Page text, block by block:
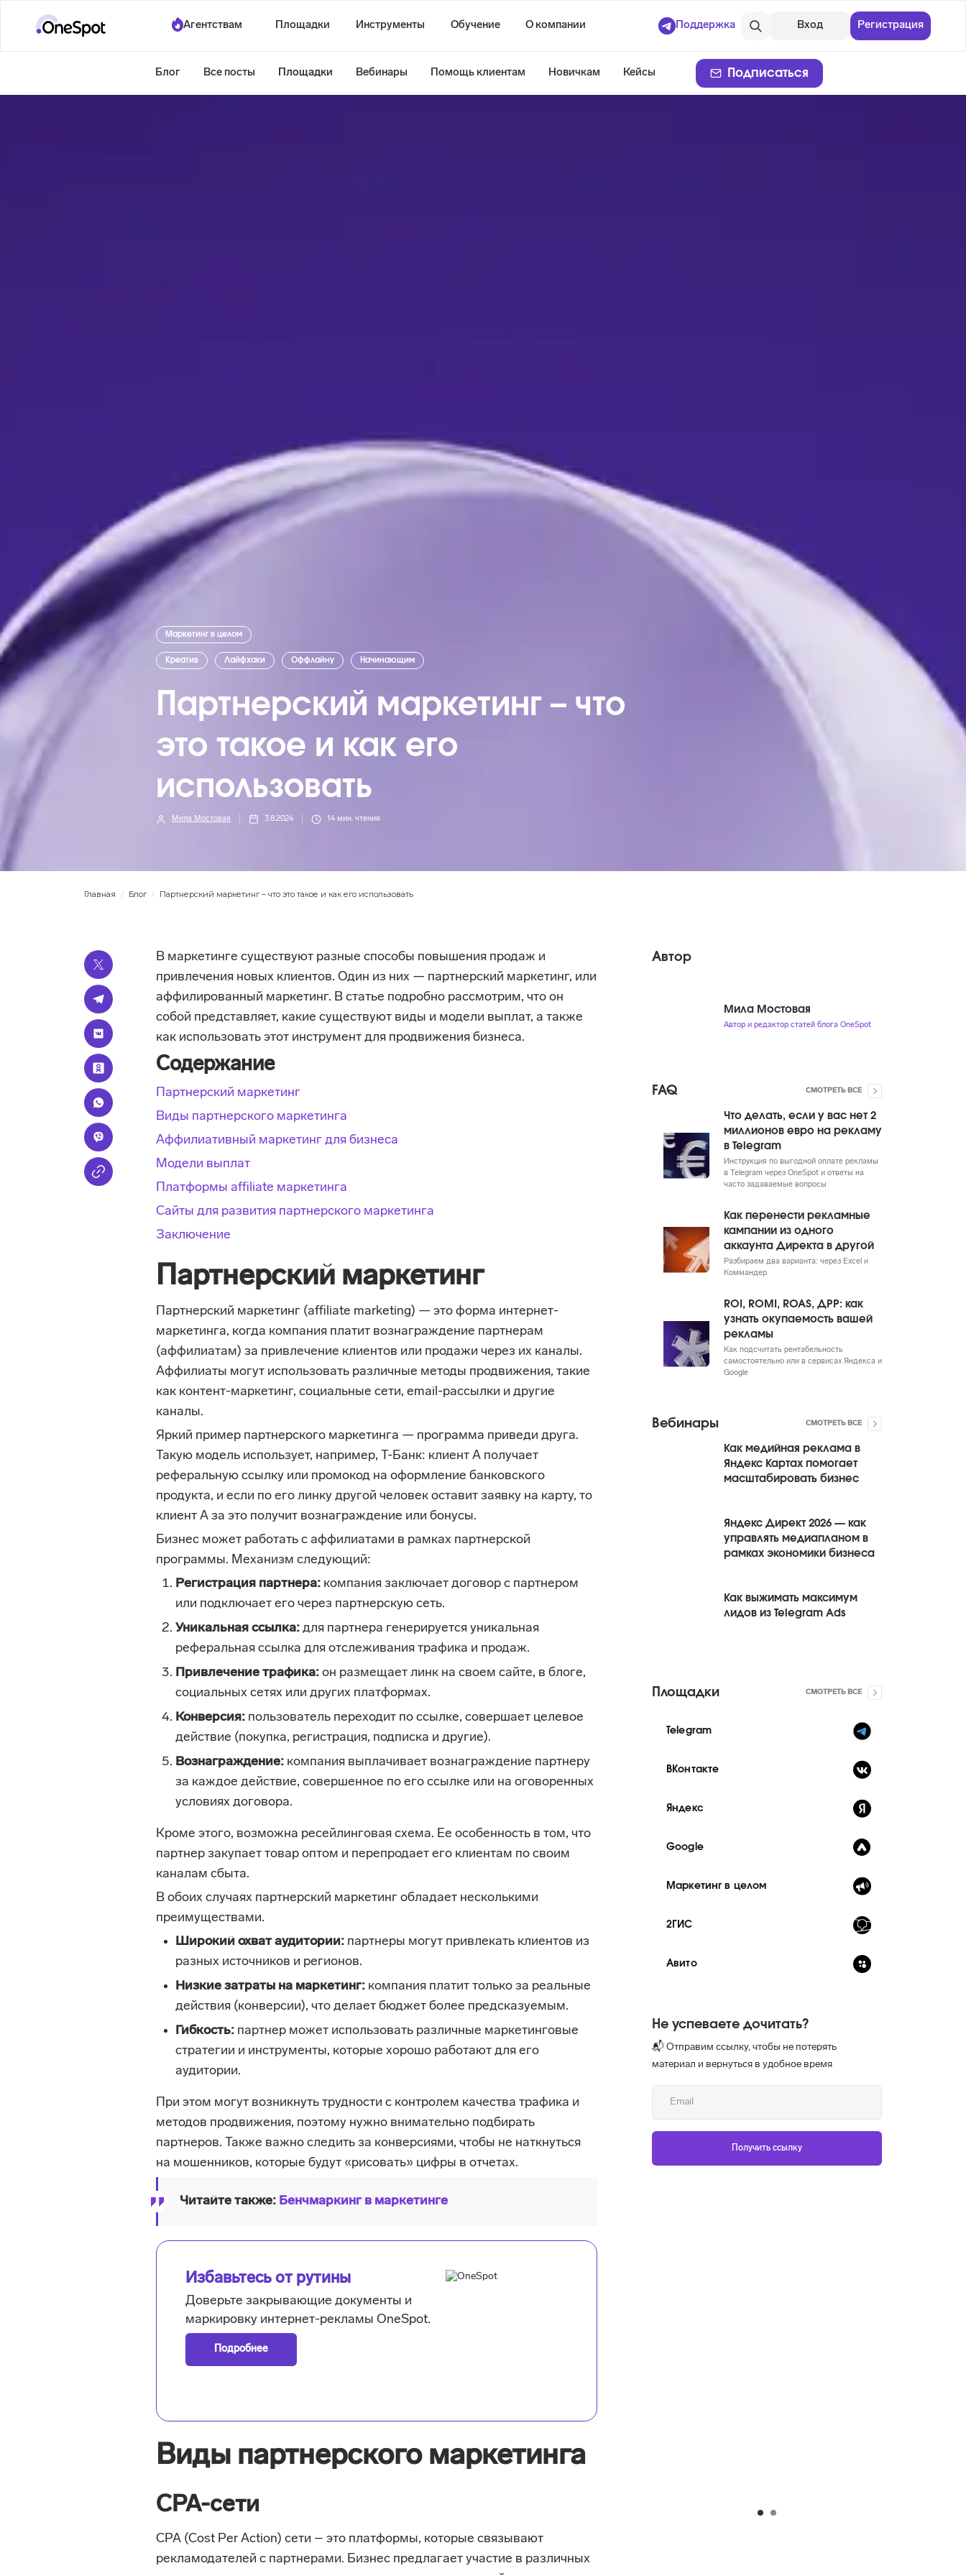
Агентствам Площадки Инструменты Обучение О компании Поддержка Вход Регистрация
Блог Все посты Площадки Вебинары Помощь клиентам Новичкам Кейсы Подписаться
Маркетинг в целом
Креатив Лайфхаки Оффлайну Начинающим
Партнерский маркетинг – что
это такое и как его
использовать
Мила Мостовая 3.8.2024 14 мин. чтения
Главная / Блог / Партнерский маркетинг – что это такое и как его использовать
В маркетинге существуют разные способы повышения продаж и
привлечения новых клиентов. Один из них — партнерский маркетинг, или
аффилированный маркетинг. В статье подробно рассмотрим, что он
собой представляет, какие существуют виды и модели выплат, а также
как использовать этот инструмент для продвижения бизнеса.
Содержание
Партнерский маркетинг
Виды партнерского маркетинга
Аффилиативный маркетинг для бизнеса
Модели выплат
Платформы affiliate маркетинга
Сайты для развития партнерского маркетинга
Заключение
Партнерский маркетинг
Партнерский маркетинг (affiliate marketing) — это форма интернет-
маркетинга, когда компания платит вознаграждение партнерам
(аффилиатам) за привлечение клиентов или продажи через их каналы.
Аффилиаты могут использовать различные методы продвижения, такие
как контент-маркетинг, социальные сети, email-рассылки и другие
каналы.
Яркий пример партнерского маркетинга — программа приведи друга.
Такую модель использует, например, Т-Банк: клиент А получает
реферальную ссылку или промокод на оформление банковского
продукта, и если по его линку другой человек оставит заявку на карту, то
клиент А за это получит вознаграждение или бонусы.
Бизнес может работать с аффилиатами в рамках партнерской
программы. Механизм следующий:
Регистрация партнера: компания заключает договор с партнером
или подключает его через партнерскую сеть.
Уникальная ссылка: для партнера генерируется уникальная
реферальная ссылка для отслеживания трафика и продаж.
Привлечение трафика: он размещает линк на своем сайте, в блоге,
социальных сетях или других платформах.
Конверсия: пользователь переходит по ссылке, совершает целевое
действие (покупка, регистрация, подписка и другие).
Вознаграждение: компания выплачивает вознаграждение партнеру
за каждое действие, совершенное по его ссылке или на оговоренных
условиях договора.
Кроме этого, возможна ресейлинговая схема. Ее особенность в том, что
партнер закупает товар оптом и перепродает его клиентам по своим
каналам сбыта.
В обоих случаях партнерский маркетинг обладает несколькими
преимуществами.
Широкий охват аудитории: партнеры могут привлекать клиентов из
разных источников и регионов.
Низкие затраты на маркетинг: компания платит только за реальные
действия (конверсии), что делает бюджет более предсказуемым.
Гибкость: партнер может использовать различные маркетинговые
стратегии и инструменты, которые хорошо работают для его
аудитории.
При этом могут возникнуть трудности с контролем качества трафика и
методов продвижения, поэтому нужно внимательно подбирать
партнеров. Также важно следить за конверсиями, чтобы не наткнуться
на мошенников, которые будут «рисовать» цифры в отчетах.
Читайте также: Бенчмаркинг в маркетинге
Избавьтесь от рутины
Доверьте закрывающие документы и
маркировку интернет-рекламы OneSpot.
Подробнее
Виды партнерского маркетинга
CPA-сети
CPA (Cost Per Action) сети – это платформы, которые связывают
рекламодателей с партнерами. Бизнес предлагает участие в различных
Автор
Мила Мостовая
Автор и редактор статей блога OneSpot
FAQ СМОТРЕТЬ ВСЕ
Что делать, если у вас нет 2
миллионов евро на рекламу
в Telegram
Инструкция по выгодной оплате рекламы
в Telegram через OneSpot и ответы на
часто задаваемые вопросы
Как перенести рекламные
кампании из одного
аккаунта Директа в другой
Разбираем два варианта: через Excel и
Коммандер
ROI, ROMI, ROAS, ДРР: как
узнать окупаемость вашей
рекламы
Как подсчитать рентабельность
самостоятельно или в сервисах Яндекса и
Google
Вебинары СМОТРЕТЬ ВСЕ
Как медийная реклама в
Яндекс Картах помогает
масштабировать бизнес
Яндекс Директ 2026 — как
управлять медиапланом в
рамках экономики бизнеса
Как выжимать максимум
лидов из Telegram Ads
Площадки СМОТРЕТЬ ВСЕ
Telegram
ВКонтакте
Яндекс
Google
Маркетинг в целом
2ГИС
Авито
Не успеваете дочитать?
📬 Отправим ссылку, чтобы не потерять
материал и вернуться в удобное время